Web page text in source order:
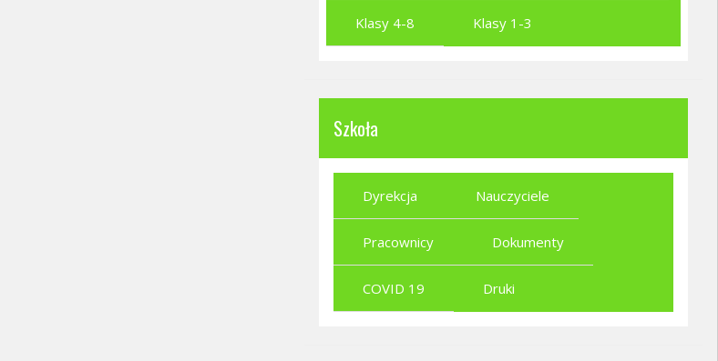
Klasy 4-8 Klasy 1-3
Szkoła
Dyrekcja Nauczyciele
Pracownicy Dokumenty
COVID 19 Druki